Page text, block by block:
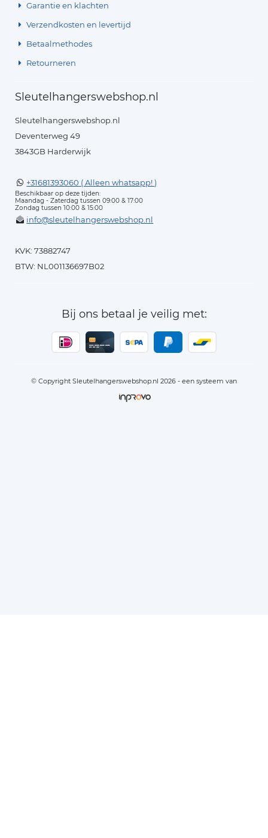
Garantie en klachten
Verzendkosten en levertijd
Betaalmethodes
Retourneren
Sleutelhangerswebshop.nl
Sleutelhangerswebshop.nl
Deventerweg 49
3843GB Harderwijk
+31681393060 ( Alleen whatsapp! )
Beschikbaar op deze tijden:
Maandag - Zaterdag tussen 09:00 & 17:00
Zondag tussen 10:00 & 15:00
info@sleutelhangerswebshop.nl
KVK: 73882747
BTW: NL001136697B02
Bij ons betaal je veilig met:
© Copyright Sleutelhangerswebshop.nl 2026 - een systeem van